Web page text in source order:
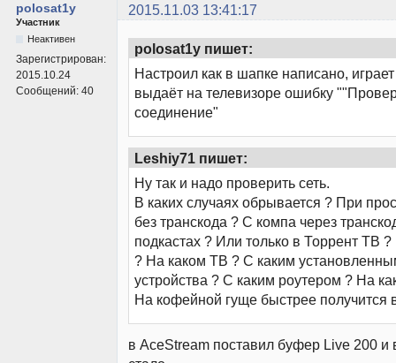
polosat1y 2015.11.03 13:41:17
Участник
Неактивен
Зарегистрирован:
2015.10.24
Сообщений: 40
polosat1y пишет:
Настроил как в шапке написано,
выдаёт на телевизоре ошибку
соединение"
Leshiy71 пишет:
Ну так и надо проверить сеть.
В каких случаях обрывается ? При
без транскода ? С компа через
подкастах ? Или только в Торрент ТВ
? На каком ТВ ? С каким
устройства ? С каким роутером ? На
На кофейной гуще быстрее получится
в AceStream поставил буфер Live 200 и